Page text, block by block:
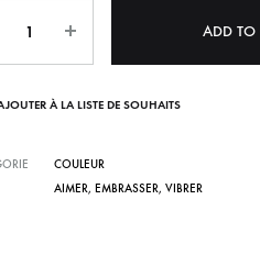
ADD TO
À LA LISTE DE SOUHAITS
COULEUR
AIMER, EMBRASSER, VIBRER